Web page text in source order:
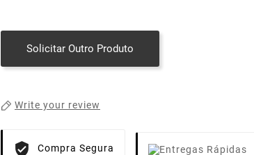
Solicitar Outro Produto
Write your review
Compra Segura